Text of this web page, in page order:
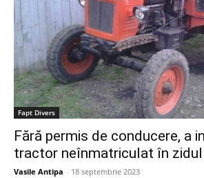
Fapt Divers
Fără permis de conducere, a
tractor neînmatriculat în zidul
Vasile Antipa - 18 septembrie 2023